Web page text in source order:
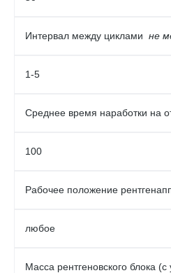
Интервал между циклами не
1-5
Среднее время наработки на
100
Рабочее положение
любое
Масса рентгеновского блока